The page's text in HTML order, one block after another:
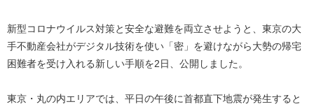
新型コロナウイルス対策と安全な避難を両立させようと、東京の大
手不動産会社がデジタル技術を使い「密」を避けながら大勢の帰宅
困難者を受け入れる新しい手順を2日、公開しました。
東京・丸の内エリアでは、平日の午後に首都直下地震が発生すると